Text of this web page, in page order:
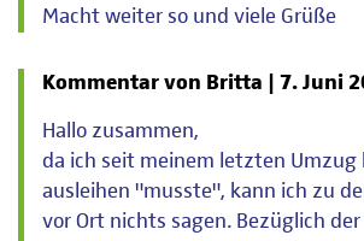
Macht weiter so und viele Grüße
Kommentar von Britta | 7. Juni
Hallo zusammen,
da ich seit meinem letzten Umzug
ausleihen "musste", kann ich zu
vor Ort nichts sagen. Bezüglich